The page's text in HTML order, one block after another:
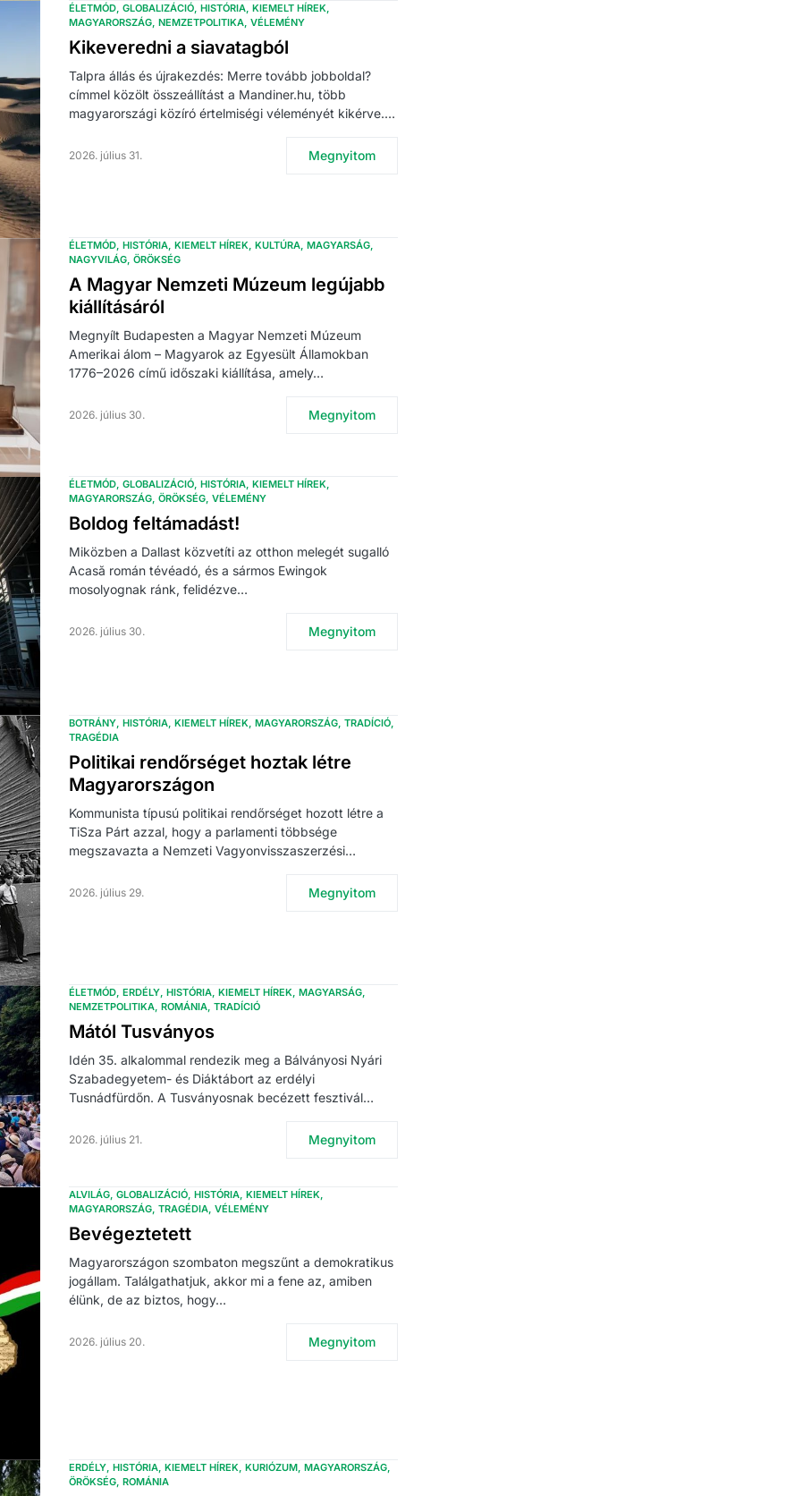
ÉLETMÓD GLOBALIZÁCIÓ HISTÓRIA KIEMELT HÍREK
MAGYARORSZÁG NEMZETPOLITIKA VÉLEMÉNY
Kikeveredni a siavatagból
Talpra állás és újrakezdés: Merre tovább jobboldal?
címmel közölt összeállítást a Mandiner.hu, több
magyarországi közíró értelmiségi véleményét kikérve.…
2026. július 31. Megnyitom
ÉLETMÓD HISTÓRIA KIEMELT HÍREK KULTÚRA MAGYARSÁG
NAGYVILÁG ÖRÖKSÉG
A Magyar Nemzeti Múzeum legújabb
kiállításáról
Megnyílt Budapesten a Magyar Nemzeti Múzeum
Amerikai álom – Magyarok az Egyesült Államokban
1776–2026 című időszaki kiállítása, amely…
2026. július 30. Megnyitom
ÉLETMÓD GLOBALIZÁCIÓ HISTÓRIA KIEMELT HÍREK
MAGYARORSZÁG ÖRÖKSÉG VÉLEMÉNY
Boldog feltámadást!
Miközben a Dallast közvetíti az otthon melegét sugalló
Acasă román tévéadó, és a sármos Ewingok
mosolyognak ránk, felidézve…
2026. július 30. Megnyitom
BOTRÁNY HISTÓRIA KIEMELT HÍREK MAGYARORSZÁG TRADÍCIÓ
TRAGÉDIA
Politikai rendőrséget hoztak létre
Magyarországon
Kommunista típusú politikai rendőrséget hozott létre a
TiSza Párt azzal, hogy a parlamenti többsége
megszavazta a Nemzeti Vagyonvisszaszerzési…
2026. július 29. Megnyitom
ÉLETMÓD ERDÉLY HISTÓRIA KIEMELT HÍREK MAGYARSÁG
NEMZETPOLITIKA ROMÁNIA TRADÍCIÓ
Mától Tusványos
Idén 35. alkalommal rendezik meg a Bálványosi Nyári
Szabadegyetem- és Diáktábort az erdélyi
Tusnádfürdőn. A Tusványosnak becézett fesztivál…
2026. július 21. Megnyitom
ALVILÁG GLOBALIZÁCIÓ HISTÓRIA KIEMELT HÍREK
MAGYARORSZÁG TRAGÉDIA VÉLEMÉNY
Bevégeztetett
Magyarországon szombaton megszűnt a demokratikus
jogállam. Találgathatjuk, akkor mi a fene az, amiben
élünk, de az biztos, hogy…
2026. július 20. Megnyitom
ERDÉLY HISTÓRIA KIEMELT HÍREK KURIÓZUM MAGYARORSZÁG
ÖRÖKSÉG ROMÁNIA